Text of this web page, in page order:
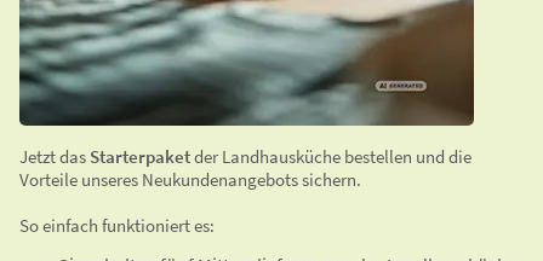
Jetzt das Starterpaketder Landhausküche bestellen und die
Vorteile unseres Neukundenangebots sichern.
So einfach funktioniert es: